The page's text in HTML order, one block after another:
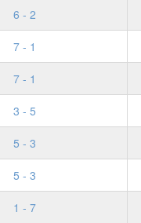
6 - 2
7 - 1
7 - 1
3 - 5
5 - 3
5 - 3
1 - 7